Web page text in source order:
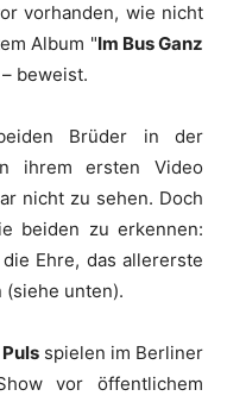
vorhanden, wie nicht
Album "Im Bus Ganz
beweist.
Brüder in der
ihrem ersten Video
nicht zu sehen. Doch
beiden zu erkennen:
Ehre, das allererste
(siehe unten).
Puls spielen im Berliner
vor öffentlichem